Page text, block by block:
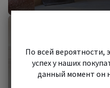
Начать
По всей вероятности,
успех у наших
данный момент он